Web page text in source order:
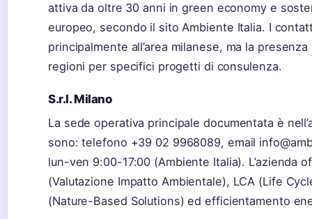
attiva da oltre 30 anni in green economy e
europeo, secondo il sito Ambiente Italia. I
principalmente all’area milanese, ma la
regioni per specifici progetti di consulenza.
S.r.l. Milano
La sede operativa principale documentata è
sono: telefono +39 02 9968089, email
lun-ven 9:00-17:00 (Ambiente Italia). L’azienda
(Valutazione Impatto Ambientale), LCA (Life
(Nature-Based Solutions) ed efficientamento